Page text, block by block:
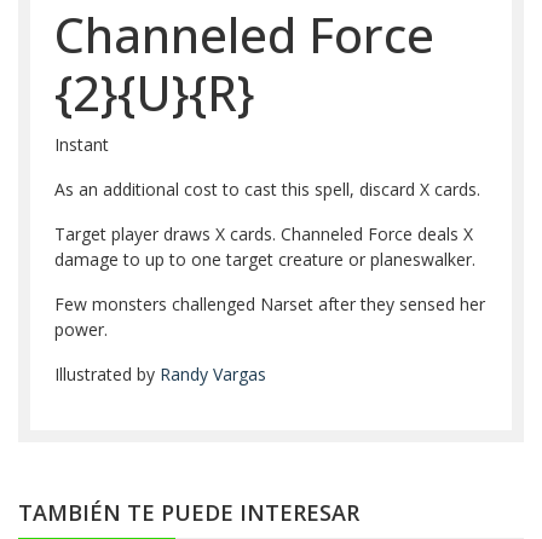
Channeled Force
{2}{U}{R}
Instant
As an additional cost to cast this spell, discard X cards.
Target player draws X cards. Channeled Force deals X
damage to up to one target creature or planeswalker.
Few monsters challenged Narset after they sensed her
power.
Illustrated by Randy Vargas
TAMBIÉN TE PUEDE INTERESAR